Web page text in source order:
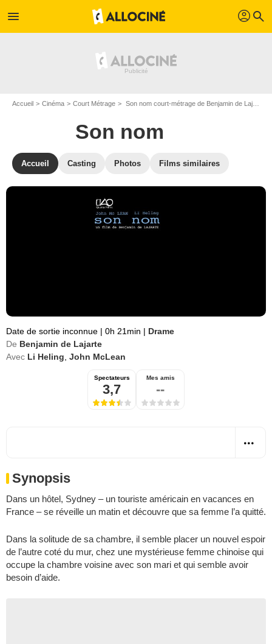
menu profil search
Accueil Cinéma Court Métrage Son nom court-métrage de Benjamin de Lajarte
Son nom
Accueil Casting Photos Films similaires
Date de sortie inconnue | 0h 21min | Drame
De Benjamin de Lajarte
Avec Li Heling John McLean
Spectateurs
3,7
Mes amis
--
Synopsis
Dans un hôtel, Sydney – un touriste américain en vacances en
France – se réveille un matin et découvre que sa femme l’a quitté.
Dans la solitude de sa chambre, il semble placer un nouvel espoir
de l’autre coté du mur, chez une mystérieuse femme chinoise qui
occupe la chambre voisine avec son mari et qui semble avoir
besoin d’aide.